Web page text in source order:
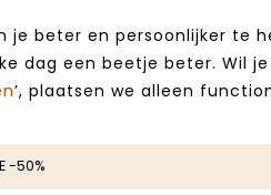
beter en persoonlijker te
dag een beetje beter. Wil
’, plaatsen we alleen
-50%